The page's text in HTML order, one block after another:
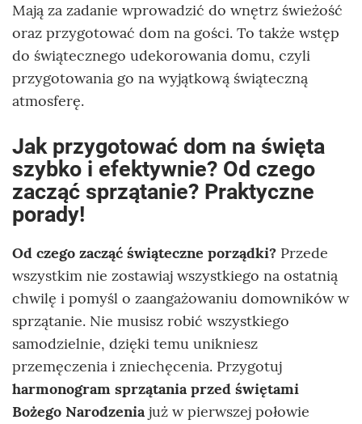
Mają za zadanie wprowadzić do wnętrz świeżość
oraz przygotować dom na gości. To także wstęp
do świątecznego udekorowania domu, czyli
przygotowania go na wyjątkową świąteczną
atmosferę.
Jak przygotować dom na święta
szybko i efektywnie? Od czego
zacząć sprzątanie? Praktyczne
porady!
Od czego zacząć świąteczne porządki? Przede
wszystkim nie zostawiaj wszystkiego na ostatnią
chwilę i pomyśl o zaangażowaniu domowników w
sprzątanie. Nie musisz robić wszystkiego
samodzielnie, dzięki temu unikniesz
przemęczenia i zniechęcenia. Przygotuj
harmonogram sprzątania przed świętami
Bożego Narodzeniajuż w pierwszej połowie